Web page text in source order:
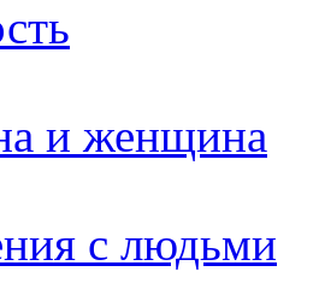
и женщина
с людьми